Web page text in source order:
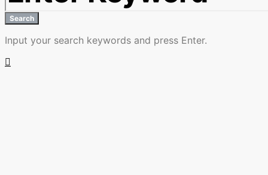
Search
Input your search keywords and press Enter.